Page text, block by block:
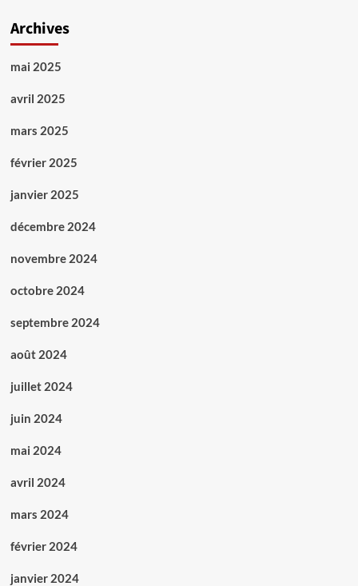
Archives
mai 2025
avril 2025
mars 2025
février 2025
janvier 2025
décembre 2024
novembre 2024
octobre 2024
septembre 2024
août 2024
juillet 2024
juin 2024
mai 2024
avril 2024
mars 2024
février 2024
janvier 2024